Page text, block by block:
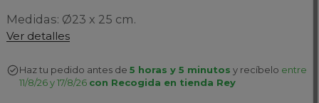
Medidas: Ø23 x 25 cm.
Ver detalles
Haz tu pedido antes de 5 horas y 5 minutos y recíbelo entre
11/8/26 y 17/8/26 con Recogida en tienda Rey